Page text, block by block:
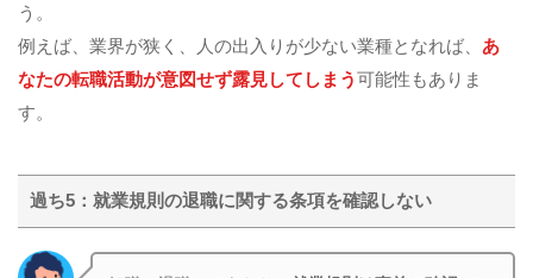
う。
例えば、業界が狭く、人の出入りが少ない業種となれば、 あ
なたの転職活動が意図せず露見してしまう可能性もありま
す。
過ち5：就業規則の退職に関する条項を確認しない